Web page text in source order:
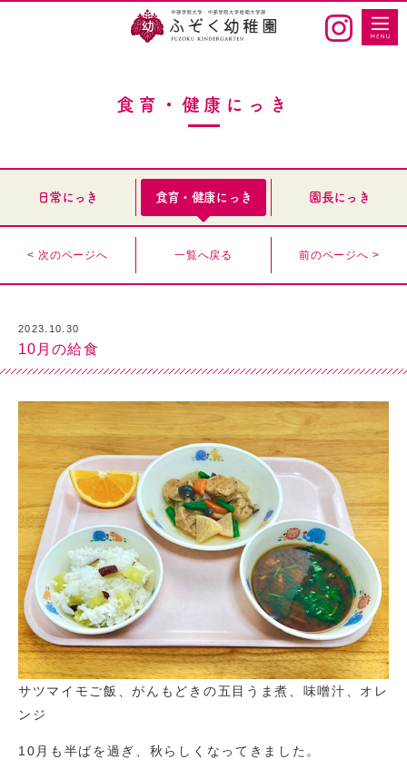
食育・健康にっき
日常にっき 食育・健康にっき 園長にっき
< 次のページへ 一覧へ戻る 前のページへ >
2023.10.30
10月の給食
サツマイモご飯、がんもどきの五目うま煮、味噌汁、オレ
ンジ
10月も半ばを過ぎ、秋らしくなってきました。